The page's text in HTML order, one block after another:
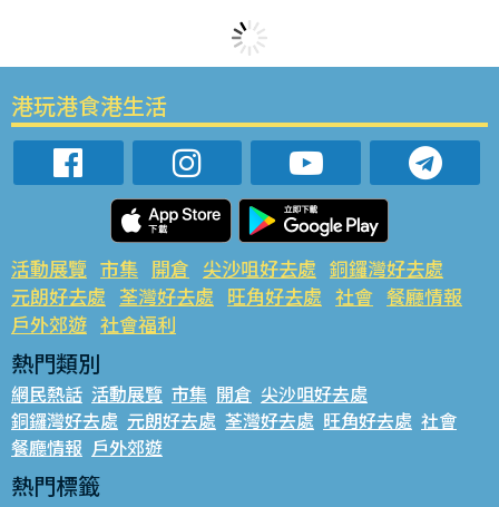
港玩港食港生活
活動展覽 市集 開倉 尖沙咀好去處 銅鑼灣好去處
元朗好去處 荃灣好去處 旺角好去處 社會 餐廳情報
戶外郊遊 社會福利
熱門類別
網民熱話 活動展覽 市集 開倉 尖沙咀好去處
銅鑼灣好去處 元朗好去處 荃灣好去處 旺角好去處 社會
餐廳情報 戶外郊遊
熱門標籤